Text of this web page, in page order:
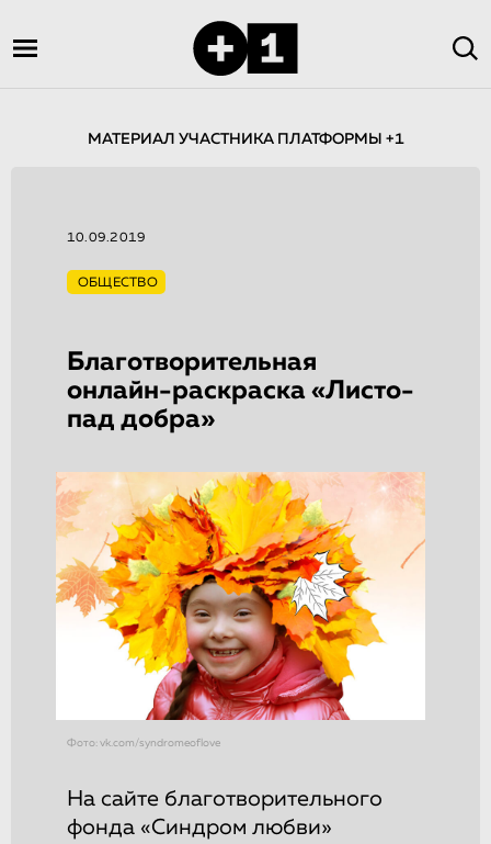
МАТЕРИАЛ УЧАСТНИКА ПЛАТФОРМЫ +1
10.09.2019
ОБЩЕСТВО
Благотворитель­ная
онлайн-раскрас­ка «Листо­
пад добра»
Фото: vk.com/syndromeoflove
На сайте благотворительного
фонда «Синдром любви»